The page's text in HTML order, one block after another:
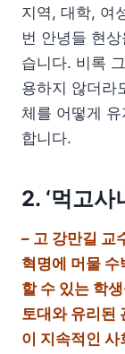
지역, 대학, 여
번 안녕들 현
습니다. 비록
용하지 않더라
체를 어떻게
합니다.
2. ‘먹고사
– 고 강만길 교
혁명에 머물
할 수 있는 학
토대와 유리된
이 지속적인 사